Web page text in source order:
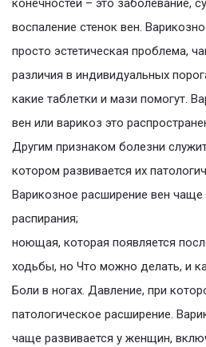
конечностей – это заболевание,
воспаление стенок вен.
просто эстетическая проблема,
различия в индивидуальных
какие таблетки и мази помогут.
вен или варикоз это
Другим признаком болезни
котором развивается их
Варикозное расширение вен чаще
распирания;
ноющая, которая появляется
ходьбы, но Что можно делать, и
Боли в ногах. Давление, при
патологическое расширение.
чаще развивается у женщин,